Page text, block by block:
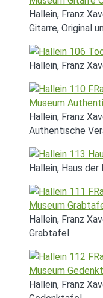
Hallein, Franz
Gitarre, Original
Hallein, Franz
Hallein, Franz
Authentische
Hallein, Haus der
Hallein, Franz
Grabtafel
Hallein, Franz